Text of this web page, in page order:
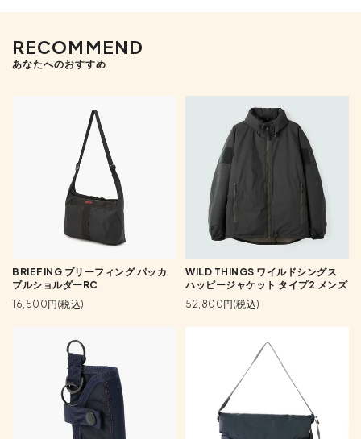
RECOMMEND
あなたへのおすすめ
BRIEFING ブリーフィング パッカ
ブルショルダーRC
16,500円(税込)
WILD THINGS ワイルドシングス
ハッピージャケット タイプ2 メンズ
52,800円(税込)